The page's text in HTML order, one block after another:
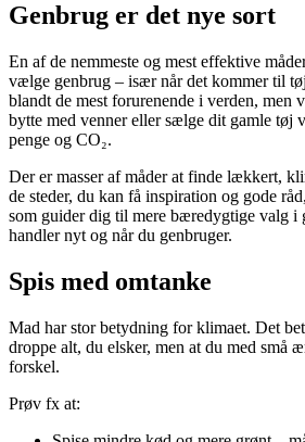
Genbrug er det nye sort
En af de nemmeste og mest effektive
vælge genbrug – især når det kommer til
blandt de mest forurenende i verden, men
bytte med venner eller sælge dit gamle tøj
penge og CO₂.
Der er masser af måder at finde lækkert,
de steder, du kan få inspiration og gode
som guider dig til mere bæredygtige valg i
handler nyt og når du genbruger.
Spis med omtanke
Mad har stor betydning for klimaet. Det
droppe alt, du elsker, men at du med små
forskel.
Prøv fx at: